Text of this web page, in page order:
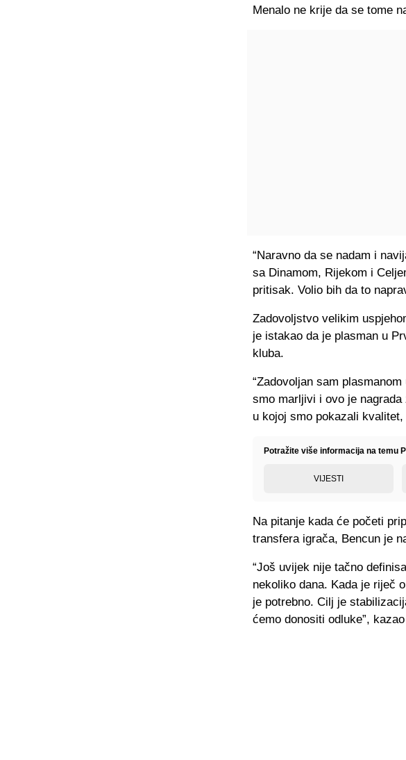
Menalo ne krije da se tome
“Naravno da se nadam i
sa Dinamom, Rijekom i
pritisak. Volio bih da to
Zadovoljstvo velikim
je istakao da je plasman u
kluba.
“Zadovoljan sam
smo marljivi i ovo je
u kojoj smo pokazali
Potražite više informacija na temu
VIJESTI
Na pitanje kada će početi
transfera igrača, Bencun je
“Još uvijek nije tačno
nekoliko dana. Kada je riječ
je potrebno. Cilj je
ćemo donositi odluke”,